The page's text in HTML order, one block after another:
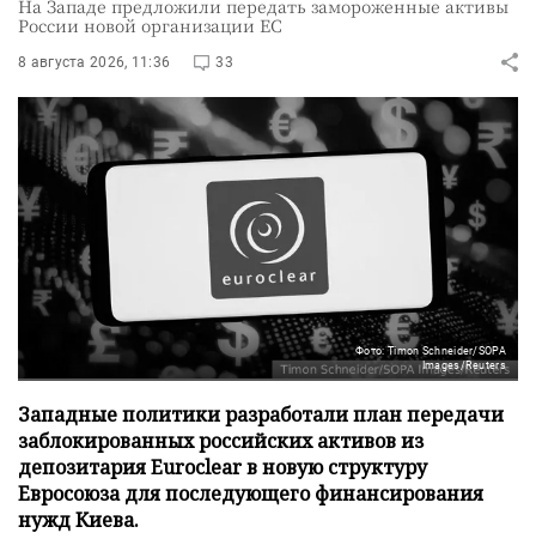
На Западе предложили передать замороженные активы
России новой организации ЕС
8 августа 2026, 11:36 33
Фото: Timon Schneider/SOPA
Images/Reuters
Западные политики разработали план передачи
заблокированных российских активов из
депозитария Euroclear в новую структуру
Евросоюза для последующего финансирования
нужд Киева.